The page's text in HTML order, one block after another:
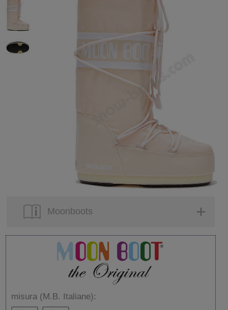
Moonboots
misura (M.B. Italiane):